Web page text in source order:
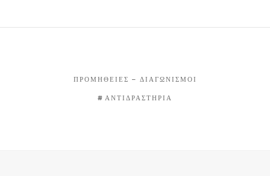
ΠΡΟΜΉΘΕΙΕΣ – ΔΙΑΓΩΝΙΣΜΟΊ
ΑΝΤΙΔΡΑΣΤΉΡΙΑ